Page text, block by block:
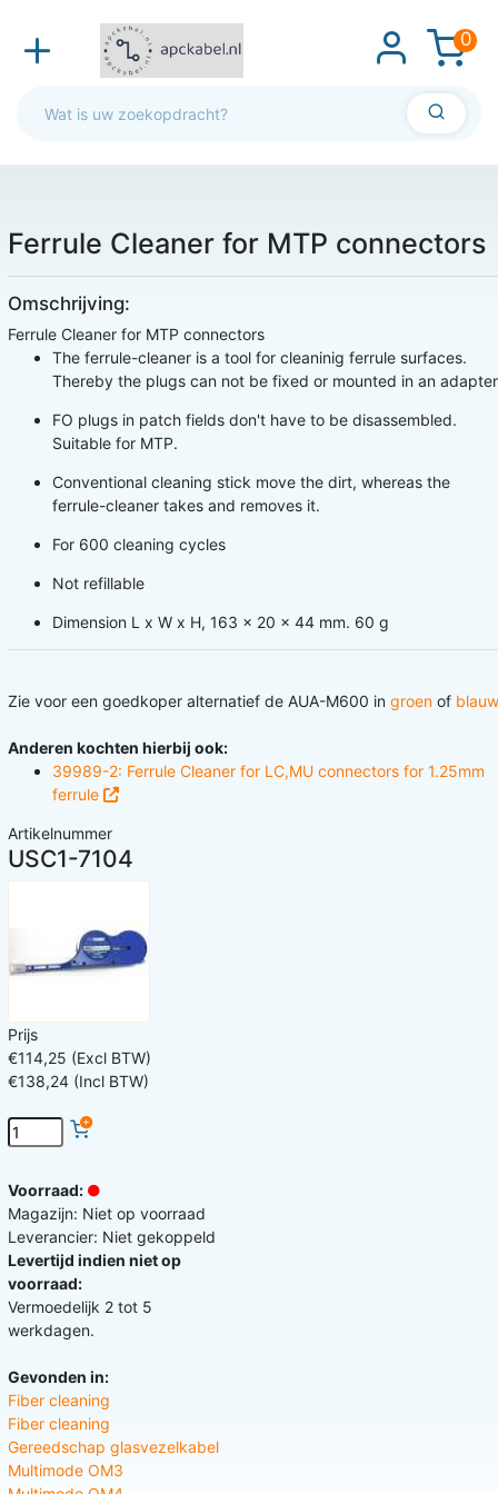
0
Ferrule Cleaner for MTP connectors
Omschrijving:
Ferrule Cleaner for MTP connectors
The ferrule-cleaner is a tool for cleaninig ferrule surfaces.
Thereby the plugs can not be fixed or mounted in an
FO plugs in patch fields don't have to be disassembled.
Suitable for MTP.
Conventional cleaning stick move the dirt, whereas the
ferrule-cleaner takes and removes it.
For 600 cleaning cycles
Not refillable
Dimension L x W x H, 163 x 20 x 44 mm. 60 g
Zie voor een goedkoper alternatief de AUA-M600 in groen of blauw
Anderen kochten hierbij ook:
39989-2: Ferrule Cleaner for LC,MU connectors for 1.25mm
ferrule
Artikelnummer
USC1-7104
Prijs
€114,25 (Excl BTW)
€138,24 (Incl BTW)
Voorraad:
Magazijn: Niet op voorraad
Leverancier: Niet gekoppeld
Levertijd indien niet op
voorraad:
Vermoedelijk 2 tot 5
werkdagen.
Gevonden in:
Fiber cleaning
Fiber cleaning
Gereedschap glasvezelkabel
Multimode OM3